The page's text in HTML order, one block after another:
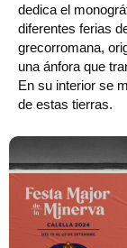
dedica el
diferentes ferias
grecorromana,
una ánfora que
En su interior se
de estas tierras.